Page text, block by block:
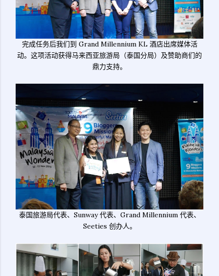
完成任务后我们到 Grand Millennium KL 酒店出席媒体活
动。这项活动获得马来西亚旅游局（泰国分局）及赞助商们的
鼎力支持。
泰国旅游局代表、Sunway 代表、Grand Millennium 代表、
Seeties 创办人。